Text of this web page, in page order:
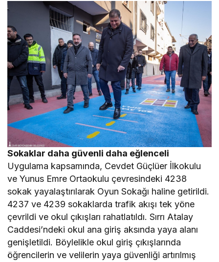
Sokaklar daha güvenli daha eğlenceli
Uygulama kapsamında, Cevdet Güçlüer İlkokulu
ve Yunus Emre Ortaokulu çevresindeki 4238
sokak yayalaştırılarak Oyun Sokağı haline getirildi.
4237 ve 4239 sokaklarda trafik akışı tek yöne
çevrildi ve okul çıkışları rahatlatıldı. Sırrı Atalay
Caddesi’ndeki okul ana giriş aksında yaya alanı
genişletildi. Böylelikle okul giriş çıkışlarında
öğrencilerin ve velilerin yaya güvenliği artırılmış